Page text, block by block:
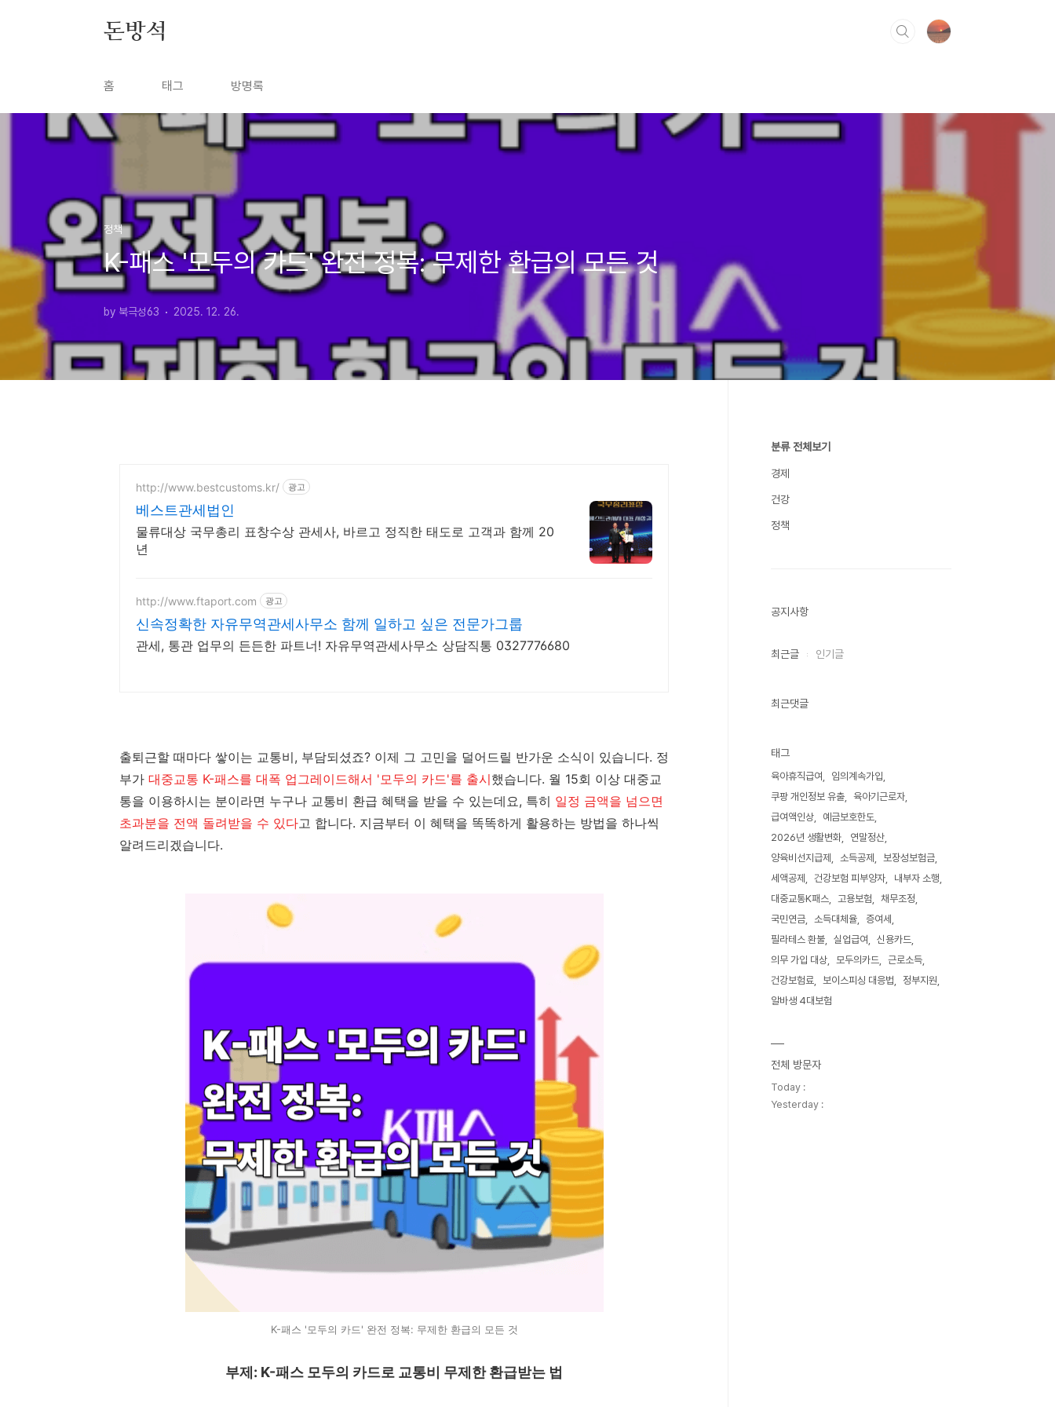
돈방석
홈 태그 방명록
정책
K-패스 '모두의 카드' 완전 정복: 무제한 환급의 모든 것
by 북극성63 2025. 12. 26.
http://www.bestcustoms.kr/ 광고
베스트관세법인
물류대상 국무총리 표창수상 관세사, 바르고 정직한 태도로 고객과 함께 20
년
http://www.ftaport.com 광고
신속정확한 자유무역관세사무소 함께 일하고 싶은 전문가그룹
관세, 통관 업무의 든든한 파트너! 자유무역관세사무소 상담직통 0327776680
출퇴근할 때마다 쌓이는 교통비, 부담되셨죠? 이제 그 고민을 덜어드릴 반가운 소식이 있습니다. 정
부가 대중교통 K-패스를 대폭 업그레이드해서 '모두의 카드'를 출시했습니다. 월 15회 이상 대중교
통을 이용하시는 분이라면 누구나 교통비 환급 혜택을 받을 수 있는데요, 특히 일정 금액을 넘으면
초과분을 전액 돌려받을 수 있다고 합니다. 지금부터 이 혜택을 똑똑하게 활용하는 방법을 하나씩
알려드리겠습니다.
K-패스 '모두의 카드' 완전 정복: 무제한 환급의 모든 것
부제: K-패스 모두의 카드로 교통비 무제한 환급받는 법
분류 전체보기
경제
건강
정책
공지사항
최근글 인기글
최근댓글
태그
육아휴직급여
임의계속가입
쿠팡 개인정보 유출
육아기근로자
급여액인상
예금보호한도
2026년 생활변화
연말정산
양육비선지급제
소득공제
보장성보험금
세액공제
건강보험 피부양자
내부자 소행
대중교통K패스
고용보험
채무조정
국민연금
소득대체율
증여세
필라테스 환불
실업급여
신용카드
의무 가입 대상
모두의카드
근로소득
건강보험료
보이스피싱 대응법
정부지원
알바생 4대보험
전체 방문자
Today :
Yesterday :